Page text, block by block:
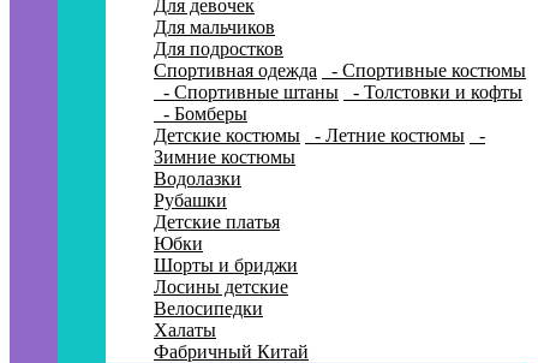
Для девочек
Для мальчиков
Для подростков
Спортивная одежда
- Спортивные костюмы
- Спортивные штаны
- Толстовки и кофты
- Бомберы
Детские костюмы
- Летние костюмы
-
Зимние костюмы
Водолазки
Рубашки
Детские платья
Юбки
Шорты и бриджи
Лосины детские
Велосипедки
Халаты
Фабричный Китай